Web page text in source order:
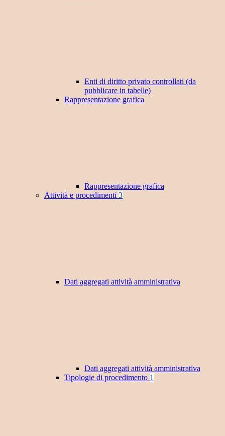
Enti di diritto privato controllati (da
pubblicare in tabelle)
Rappresentazione grafica
Rappresentazione grafica
Attività e procedimenti 3
Dati aggregati attività amministrativa
Dati aggregati attività amministrativa
Tipologie di procedimento 1